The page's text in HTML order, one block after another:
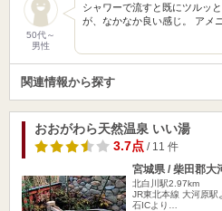
50代～
男性
シャワーで流すと既にツルッ
が、なかなか良い感じ。 アメ
関連情報から探す
おおがわら天然温泉 いい湯
3.7点/ 11 件
宮城県 / 柴田郡大
北白川駅2.97km
JR東北本線 大河原駅
石ICより…